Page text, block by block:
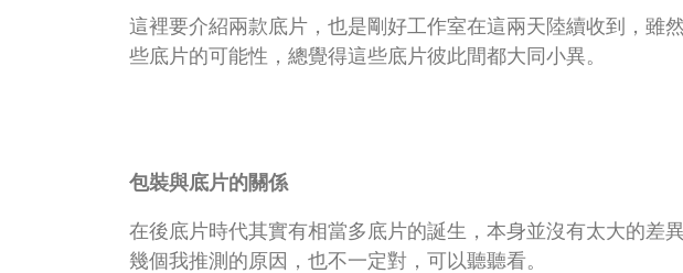
這裡要介紹兩款底片，也是剛好工作室在這兩天陸續收到，雖
些底片的可能性，總覺得這些底片彼此間都大同小異。
包裝與底片的關係
在後底片時代其實有相當多底片的誕生，本身並沒有太大的差
幾個我推測的原因，也不一定對，可以聽聽看。